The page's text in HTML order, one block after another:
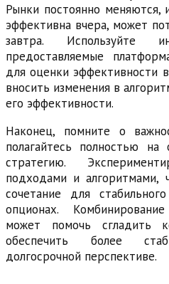
Рынки постоянно меняются,
эффективна вчера, может
завтра. Используйте
предоставляемые
для оценки эффективности
вносить изменения в
его эффективности.
Наконец, помните о
полагайтесь полностью
стратегию.
подходами и алгоритмами,
сочетание для
опционах.
может помочь сгладить
обеспечить более
долгосрочной перспективе.